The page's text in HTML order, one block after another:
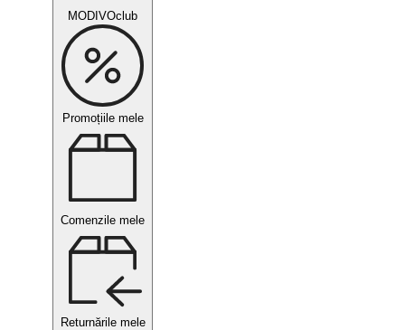
MODIVOclub
Promoțiile mele
Comenzile mele
Returnările mele